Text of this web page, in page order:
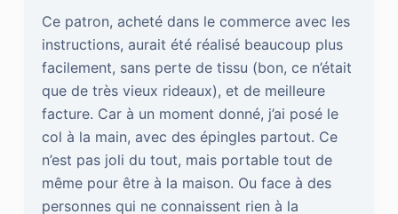
Ce patron, acheté dans le commerce avec les
instructions, aurait été réalisé beaucoup plus
facilement, sans perte de tissu (bon, ce n’était
que de très vieux rideaux), et de meilleure
facture. Car à un moment donné, j’ai posé le
col à la main, avec des épingles partout. Ce
n’est pas joli du tout, mais portable tout de
même pour être à la maison. Ou face à des
personnes qui ne connaissent rien à la